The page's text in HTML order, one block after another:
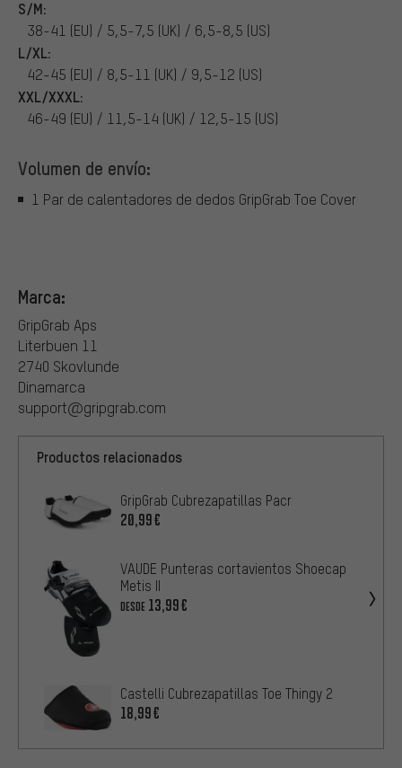
S/M:
38-41 (EU) / 5,5-7,5 (UK) / 6,5-8,5 (US)
L/XL:
42-45 (EU) / 8,5-11 (UK) / 9,5-12 (US)
XXL/XXXL:
46-49 (EU) / 11,5-14 (UK) / 12,5-15 (US)
Volumen de envío:
1 Par de calentadores de dedos GripGrab Toe Cover
Marca:
GripGrab Aps
Literbuen 11
2740 Skovlunde
Dinamarca
support@gripgrab.com
Productos relacionados
GripGrab Cubrezapatillas Pacr
20,99€
VAUDE Punteras cortavientos Shoecap
Metis II
DESDE 13,99€
Castelli Cubrezapatillas Toe Thingy 2
18,99€